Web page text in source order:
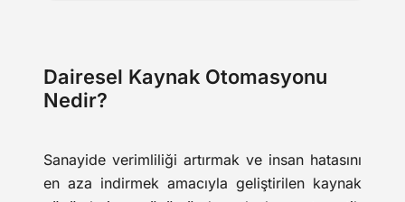
Dairesel Kaynak Otomasyonu
Nedir?
Sanayide verimliliği artırmak ve insan hatasını
en aza indirmek amacıyla geliştirilen kaynak